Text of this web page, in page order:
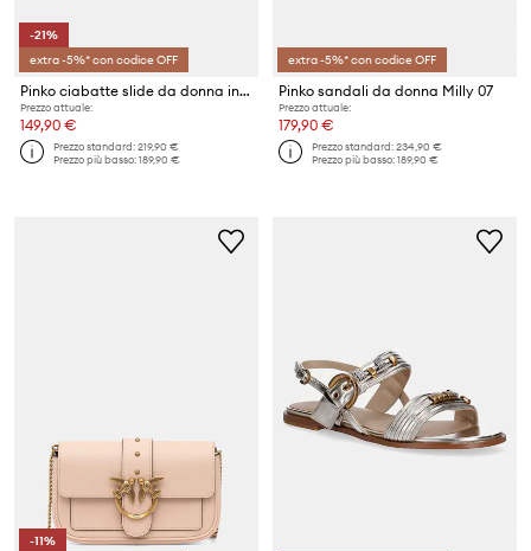
-21%
extra -5%* con codice OFF
Pinko ciabatte slide da donna in pelle Fiona 03
Prezzo attuale:
149,90 €
Prezzo standard:219,90 €
Prezzo più basso:189,90 €
extra -5%* con codice OFF
Pinko sandali da donna Milly 07
Prezzo attuale:
179,90 €
Prezzo standard:234,90 €
Prezzo più basso:189,90 €
-11%